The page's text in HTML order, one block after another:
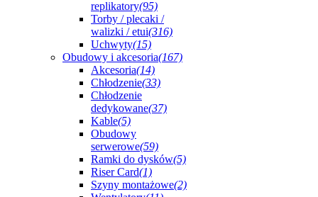
replikatory(95)
Torby / plecaki /
walizki / etui(316)
Uchwyty(15)
Obudowy i akcesoria(167)
Akcesoria(14)
Chłodzenie(33)
Chłodzenie
dedykowane(37)
Kable(5)
Obudowy
serwerowe(59)
Ramki do dysków(5)
Riser Card(1)
Szyny montażowe(2)